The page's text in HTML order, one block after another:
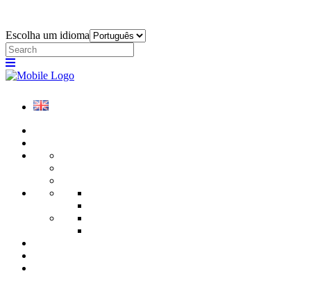
Escolha um idioma